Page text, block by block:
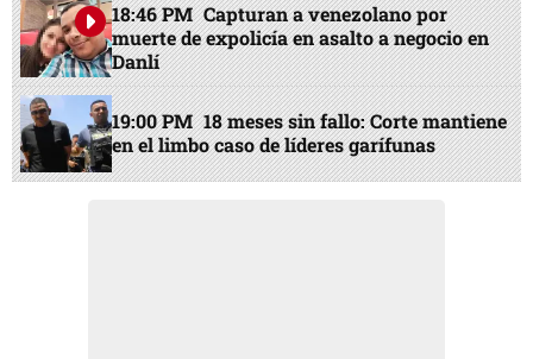
18:46 PM Capturan a venezolano por
muerte de expolicía en asalto a negocio en
Danlí
19:00 PM 18 meses sin fallo: Corte mantiene
en el limbo caso de líderes garífunas